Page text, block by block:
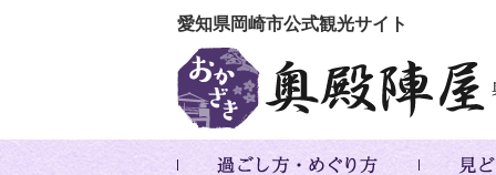
愛知県岡崎市公式観光サイト